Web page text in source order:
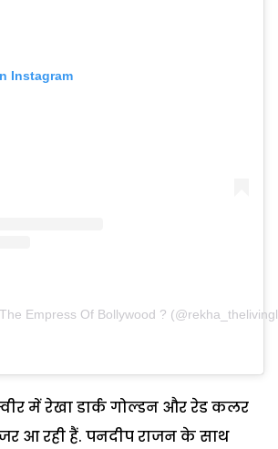
Instagram
Empress Of Bollywood ?
में रेखा डार्क गोल्डन और रेड कलर
आ रही हैं. पनदीप राजन के साथ